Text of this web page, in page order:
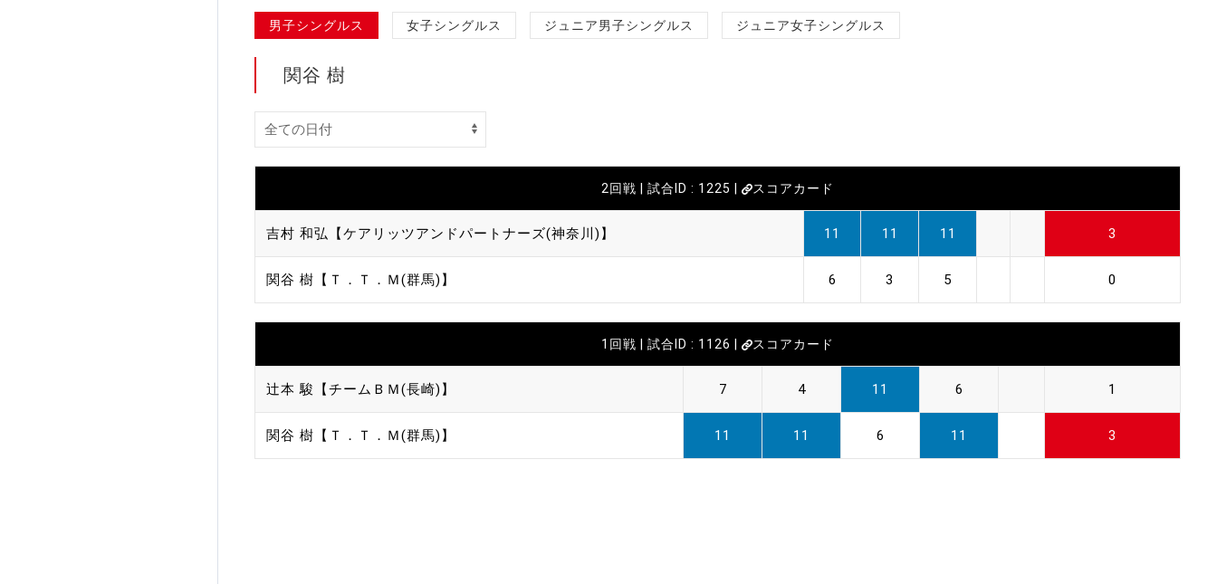
男子シングルス 女子シングルス ジュニア男子シングルス ジュニア女子シングルス
関谷 樹
2回戦 | 試合ID : 1225 | スコアカード
吉村 和弘【ケアリッツアンドパートナーズ(神奈川)】 11 11 11 3
関谷 樹【Ｔ．Ｔ．Ｍ(群馬)】 6 3 5 0
1回戦 | 試合ID : 1126 | スコアカード
辻本 駿【チームＢＭ(長崎)】 7 4 11 6 1
関谷 樹【Ｔ．Ｔ．Ｍ(群馬)】 11 11 6 11 3